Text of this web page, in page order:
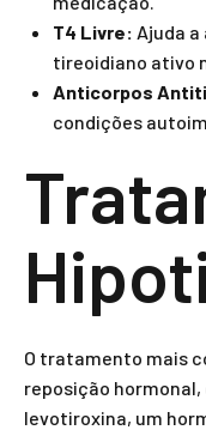
T4 Livre: Ajuda
tireoidiano ativo
Anticorpos
condições
O tratamento mais
reposição
levotiroxina, um